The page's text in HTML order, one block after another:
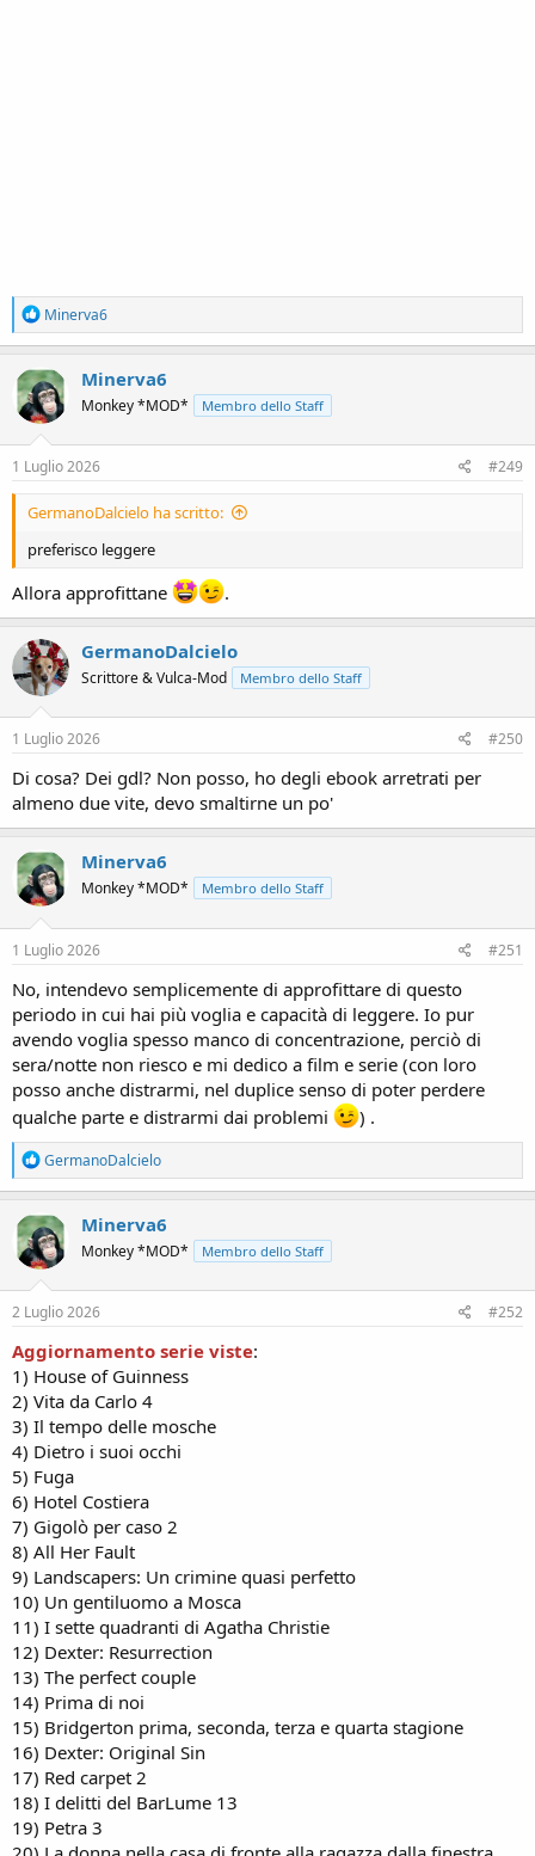
R
e
a
c
t
i
o
n
s
Minerva6
Minerva6
Monkey *MOD* Membro dello Staff
1 Luglio 2026 #249
GermanoDalcielo ha scritto:
preferisco leggere
Allora approfittane .
GermanoDalcielo
Scrittore & Vulca-Mod Membro dello Staff
1 Luglio 2026 #250
Di cosa? Dei gdl? Non posso, ho degli ebook arretrati per
almeno due vite, devo smaltirne un po'
Minerva6
Monkey *MOD* Membro dello Staff
1 Luglio 2026 #251
No, intendevo semplicemente di approfittare di questo
periodo in cui hai più voglia e capacità di leggere. Io pur
avendo voglia spesso manco di concentrazione, perciò di
sera/notte non riesco e mi dedico a film e serie (con loro
posso anche distrarmi, nel duplice senso di poter perdere
qualche parte e distrarmi dai problemi
) .
R
e
a
c
t
i
o
n
s
GermanoDalcielo
Minerva6
Monkey *MOD* Membro dello Staff
2 Luglio 2026 #252
Aggiornamento serie viste:
1) House of Guinness
2) Vita da Carlo 4
3) Il tempo delle mosche
4) Dietro i suoi occhi
5) Fuga
6) Hotel Costiera
7) Gigolò per caso 2
8) All Her Fault
9) Landscapers: Un crimine quasi perfetto
10) Un gentiluomo a Mosca
11) I sette quadranti di Agatha Christie
12) Dexter: Resurrection
13) The perfect couple
14) Prima di noi
15) Bridgerton prima, seconda, terza e quarta stagione
16) Dexter: Original Sin
17) Red carpet 2
18) I delitti del BarLume 13
19) Petra 3